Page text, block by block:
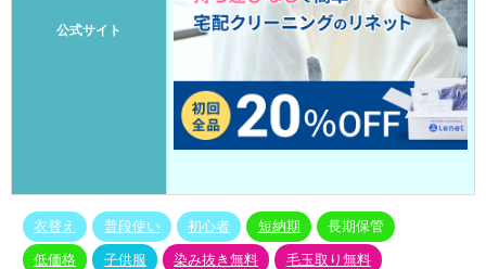
公式サイト
衣替え 普段使い 初心者 短納期 長期保管
低価格 子供服 染み抜き無料 毛玉取り無料